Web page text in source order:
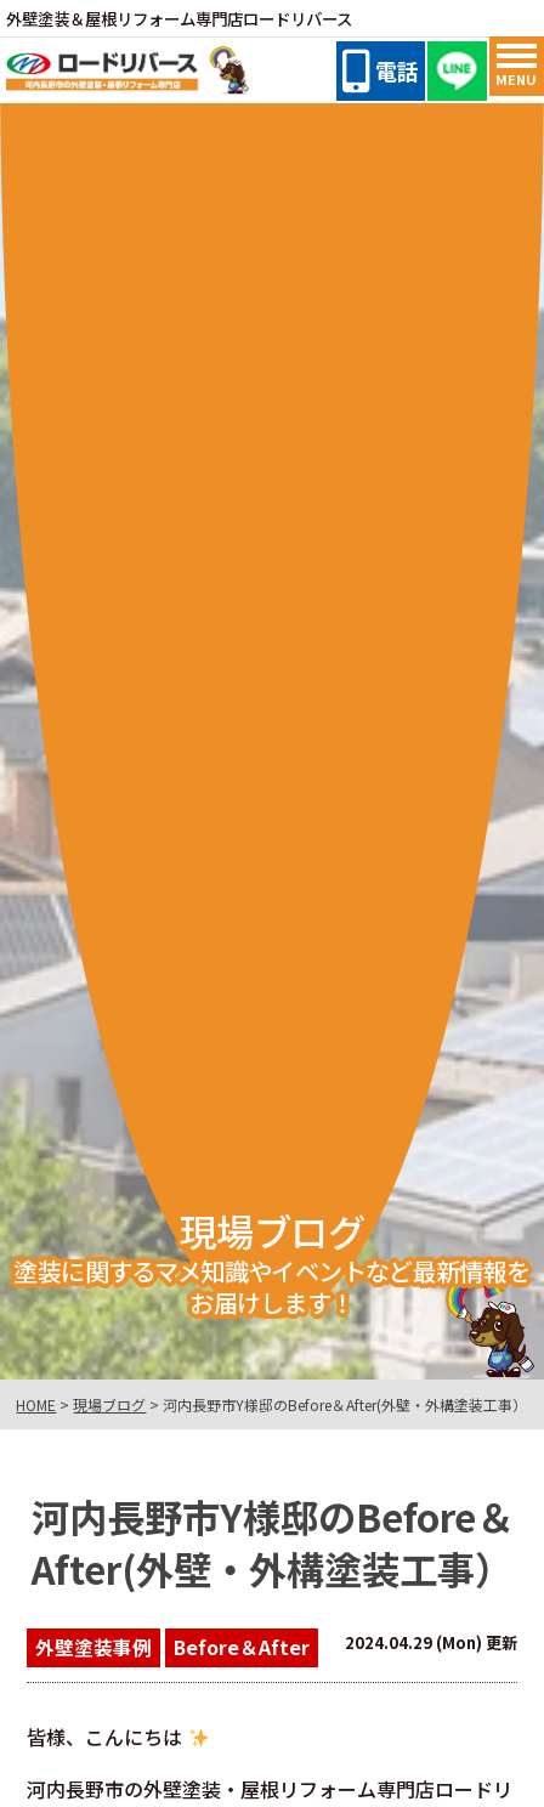
外壁塗装＆屋根リフォーム専門店ロードリバース
電話 MENU
現場ブログ
塗装に関するマメ知識やイベントなど最新情報を
お届けします！
HOME >現場ブログ >河内長野市Y様邸のBefore＆After(外壁・外構塗装工事）
河内長野市Y様邸のBefore＆
After(外壁・外構塗装工事）
外壁塗装事例 Before＆After 2024.04.29 (Mon) 更新
皆様、こんにちは
河内長野市の外壁塗装・屋根リフォーム専門店ロードリ